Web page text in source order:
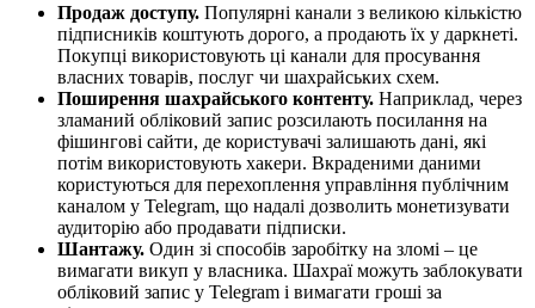
Продаж доступу. Популярні канали з великою кількістю
підписників коштують дорого, а продають їх у даркнеті.
Покупці використовують ці канали для просування
власних товарів, послуг чи шахрайських схем.
Поширення шахрайського контенту. Наприклад, через
зламаний обліковий запис розсилають посилання на
фішингові сайти, де користувачі залишають дані, які
потім використовують хакери. Вкраденими даними
користуються для перехоплення управління публічним
каналом у Telegram, що надалі дозволить монетизувати
аудиторію або продавати підписки.
Шантажу. Один зі способів заробітку на зломі – це
вимагати викуп у власника. Шахраї можуть заблокувати
обліковий запис у Telegram і вимагати гроші за